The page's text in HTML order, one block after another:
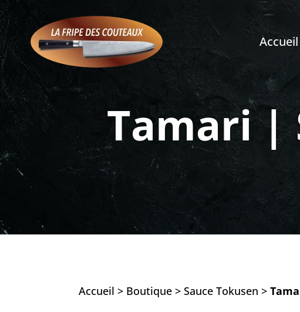
Accueil
Tamari |
Accueil > Boutique >Sauce Tokusen >